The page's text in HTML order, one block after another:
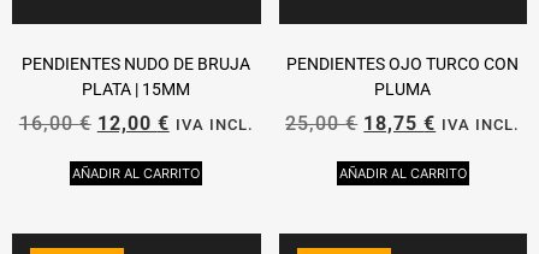
PENDIENTES NUDO DE BRUJA
PLATA | 15MM
16,00€ 12,00 € IVA INCL.
AÑADIR AL CARRITO
PENDIENTES OJO TURCO CON
PLUMA
25,00€ 18,75€ IVA INCL.
AÑADIR AL CARRITO